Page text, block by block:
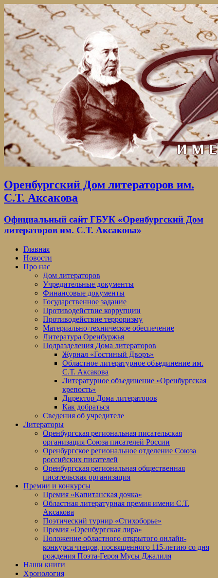
Оренбургский Дом литераторов им.
С.Т. Аксакова
Официальный сайт ГБУК «Оренбургский Дом
литераторов им. С.Т. Аксакова»
Главная
Новости
Про нас
Дом литераторов
Учредительные документы
Финансовые документы
Государственное задание
Противодействие коррупции
Противодействие терроризму
Материально-техническое обеспечение
Литература Оренбуржья
Подразделения Дома литераторов
Журнал «Гостиный Дворъ»
Областное литературное объединение им.
С.Т. Аксакова
Литературное объединение «Оренбургская
крепость»
Директор Дома литераторов
Как добраться
Сведения об учредителе
Литераторы
Оренбургская региональная писательская
организация Союза писателей России
Оренбургское региональное отделение Союза
российских писателей
Оренбургская региональная общественная
писательская организация
Премии и конкурсы
Премия «Капитанская дочка»
Областная литературная премия имени С.Т.
Аксакова
Поэтический турнир «Стихоборье»
Премия «Оренбургская лира»
Положение областного открытого онлайн-
конкурса чтецов, посвященного 115-летию со дня
рождения Поэта-Героя Мусы Джалиля
Наши книги
Хронология